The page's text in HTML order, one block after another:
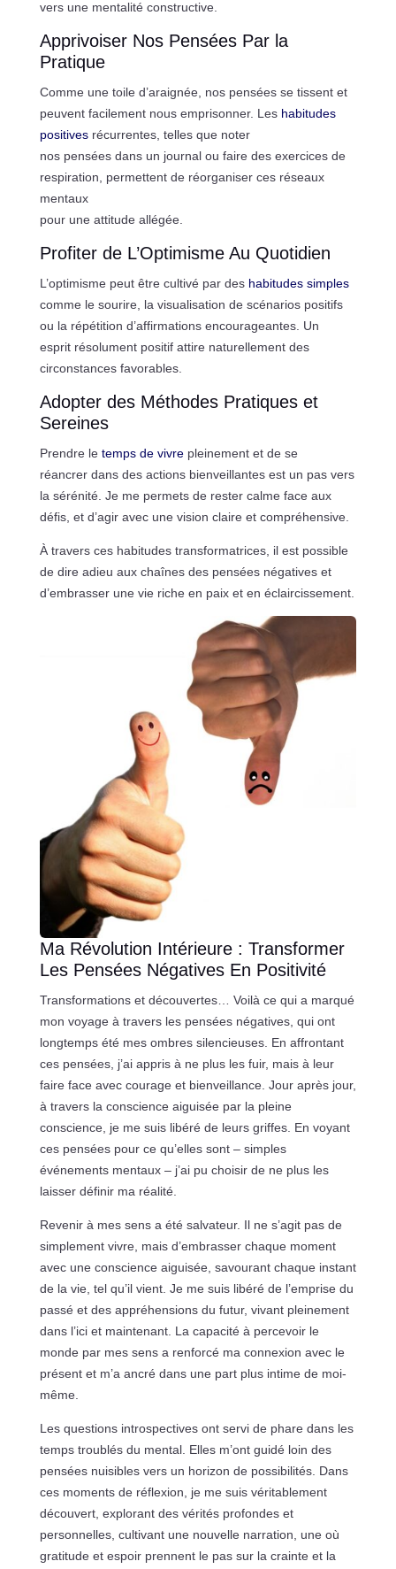
vers une mentalité constructive.
Apprivoiser Nos Pensées Par la
Pratique
Comme une toile d’araignée, nos pensées se tissent et
peuvent facilement nous emprisonner. Les habitudes
positivesrécurrentes, telles que noter
nos pensées dans un journal ou faire des exercices de
respiration, permettent de réorganiser ces réseaux
mentaux
pour une attitude allégée.
Profiter de L’Optimisme Au Quotidien
L’optimisme peut être cultivé par des habitudes simples
comme le sourire, la visualisation de scénarios positifs
ou la répétition d’affirmations encourageantes. Un
esprit résolument positif attire naturellement des
circonstances favorables.
Adopter des Méthodes Pratiques et
Sereines
Prendre le temps de vivrepleinement et de se
réancrer dans des actions bienveillantes est un pas vers
la sérénité. Je me permets de rester calme face aux
défis, et d’agir avec une vision claire et compréhensive.
À travers ces habitudes transformatrices, il est possible
de dire adieu aux chaînes des pensées négatives et
d’embrasser une vie riche en paix et en éclaircissement.
Ma Révolution Intérieure : Transformer
Les Pensées Négatives En Positivité
Transformations et découvertes… Voilà ce qui a marqué
mon voyage à travers les pensées négatives, qui ont
longtemps été mes ombres silencieuses. En affrontant
ces pensées, j’ai appris à ne plus les fuir, mais à leur
faire face avec courage et bienveillance. Jour après jour,
à travers la conscience aiguisée par la pleine
conscience, je me suis libéré de leurs griffes. En voyant
ces pensées pour ce qu’elles sont – simples
événements mentaux – j’ai pu choisir de ne plus les
laisser définir ma réalité.
Revenir à mes sens a été salvateur. Il ne s’agit pas de
simplement vivre, mais d’embrasser chaque moment
avec une conscience aiguisée, savourant chaque instant
de la vie, tel qu’il vient. Je me suis libéré de l’emprise du
passé et des appréhensions du futur, vivant pleinement
dans l’ici et maintenant. La capacité à percevoir le
monde par mes sens a renforcé ma connexion avec le
présent et m’a ancré dans une part plus intime de moi-
même.
Les questions introspectives ont servi de phare dans les
temps troublés du mental. Elles m’ont guidé loin des
pensées nuisibles vers un horizon de possibilités. Dans
ces moments de réflexion, je me suis véritablement
découvert, explorant des vérités profondes et
personnelles, cultivant une nouvelle narration, une où
gratitude et espoir prennent le pas sur la crainte et la